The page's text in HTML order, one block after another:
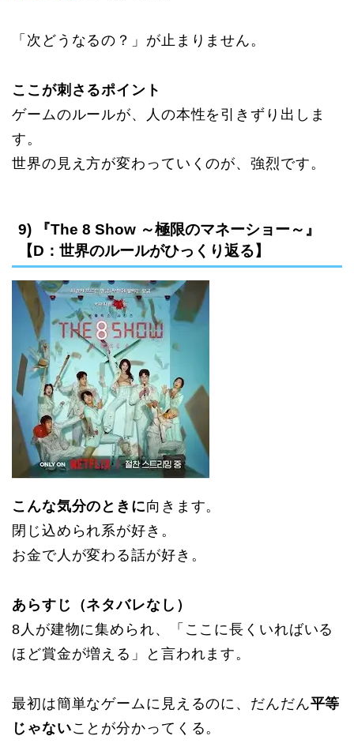
「次どうなるの？」が止まりません。
ここが刺さるポイント
ゲームのルールが、人の本性を引きずり出しま
す。
世界の見え方が変わっていくのが、強烈です。
9) 『The 8 Show ～極限のマネーショー～』
【D：世界のルールがひっくり返る】
こんな気分のときに向きます。
閉じ込められ系が好き。
お金で人が変わる話が好き。
あらすじ（ネタバレなし）
8人が建物に集められ、「ここに長くいればいる
ほど賞金が増える」と言われます。
最初は簡単なゲームに見えるのに、だんだん平等
じゃないことが分かってくる。